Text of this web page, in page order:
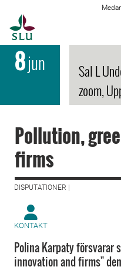
8jun
Sal L
zoom,
Pollution,
firms
DISPUTATIONER |
KONTAKT
Polina Karpaty försvarar
innovation and firms"